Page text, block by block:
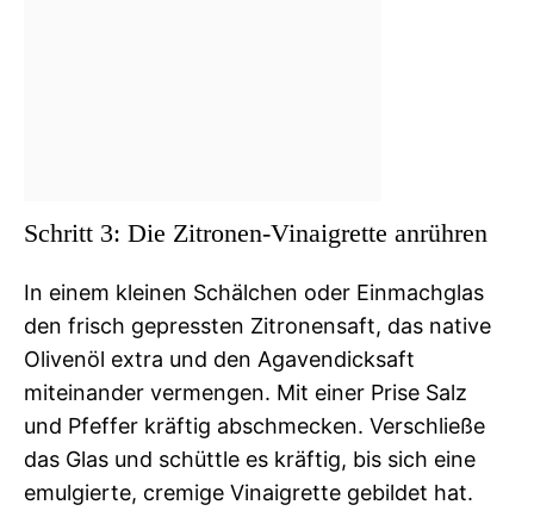
Schritt 3: Die Zitronen-Vinaigrette anrühren
In einem kleinen Schälchen oder Einmachglas
den frisch gepressten Zitronensaft, das native
Olivenöl extra und den Agavendicksaft
miteinander vermengen. Mit einer Prise Salz
und Pfeffer kräftig abschmecken. Verschließe
das Glas und schüttle es kräftig, bis sich eine
emulgierte, cremige Vinaigrette gebildet hat.